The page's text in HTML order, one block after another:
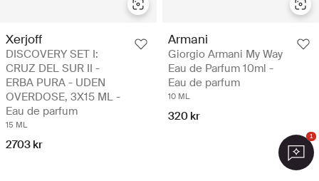
Xerjoff
DISCOVERY SET I:
CRUZ DEL SUR II -
ERBA PURA - UDEN
OVERDOSE, 3X15 ML -
Eau de parfum
15 ML
2703 kr
Armani
Giorgio Armani My Way
Eau de Parfum 10ml -
Eau de parfum
10 ML
320 kr
1